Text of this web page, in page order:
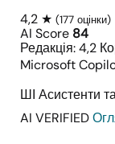
4,2 ★ (177 оцінки)
AI Score 84
Редакція: 4,2
Microsoft
ШІ Асистенти
AI VERIFIED